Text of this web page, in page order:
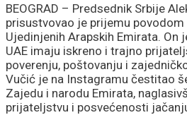
BEOGRAD – Predsednik Srbije
prisustvovao je prijemu povodom
Ujedinjenih Arapskih Emirata. On
UAE imaju iskreno i trajno
poverenju, poštovanju i
Vučić je na Instagramu čestitao
Zajedu i narodu Emirata,
prijateljstvu i posvećenosti